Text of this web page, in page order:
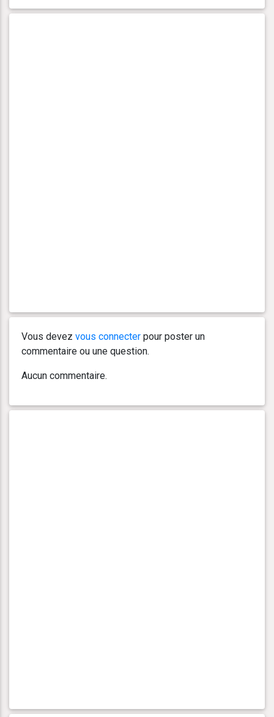
Vous devez vous connecter pour poster un
commentaire ou une question.
Aucun commentaire.